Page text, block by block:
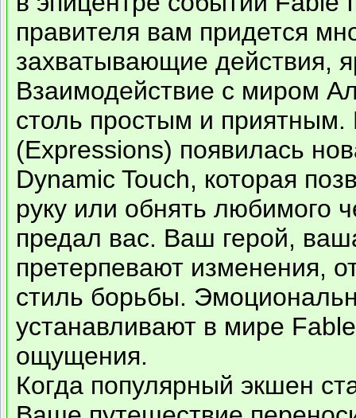
правителя вам придется
захватывающие действия,
Взаимодействие с миром
столь простым и
(Expressions) появилась
Dynamic Touch, которая
руку или обнять любимого
предал вас. Ваш герой,
претерпевают изменения,
стиль борьбы.
устанавливают в мире
ощущения.
Когда популярный экшен